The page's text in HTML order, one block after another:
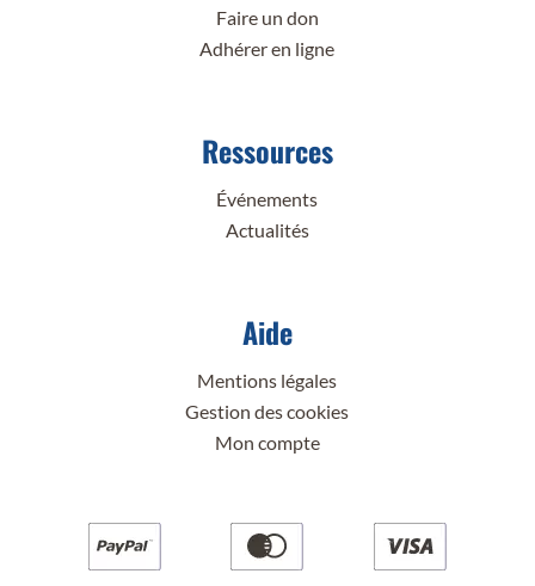
Faire un don
Adhérer en ligne
Ressources
Événements
Actualités
Aide
Mentions légales
Gestion des cookies
Mon compte